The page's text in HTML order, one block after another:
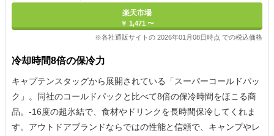
楽天市場
￥ 1,471 〜
※各社通販サイトの 2026年01月08日時点 での税込価格
冷却時間8倍の保冷力
キャプテンスタッグから展開されている「スーパーコールドパッ
ク」。同社のコールドパックと比べて8倍の保冷時間をほこる商
品。-16度の超氷結で、食材やドリンクを長時間保冷してくれま
す。アウトドアブランドならではの性能と信頼で、キャンプやレ